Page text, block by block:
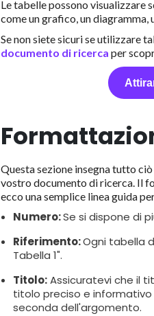
Le tabelle possono visualizzare
come un grafico, un diagramma,
Se non siete sicuri se utilizzare
documento di ricerca per
Questa sezione insegna tutto ciò
vostro documento di ricerca. Il
ecco una semplice linea guida
Numero:Se si dispone di
Riferimento:Ogni tabella
Tabella 1".
Titolo:Assicuratevi che il
titolo preciso e informativo
seconda dell'argomento.